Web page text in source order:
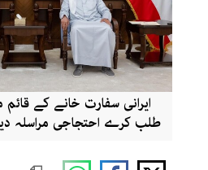
ایرانی سفارت خانے کے قائم
طلب کرے احتجاجی مراسلہ دیا